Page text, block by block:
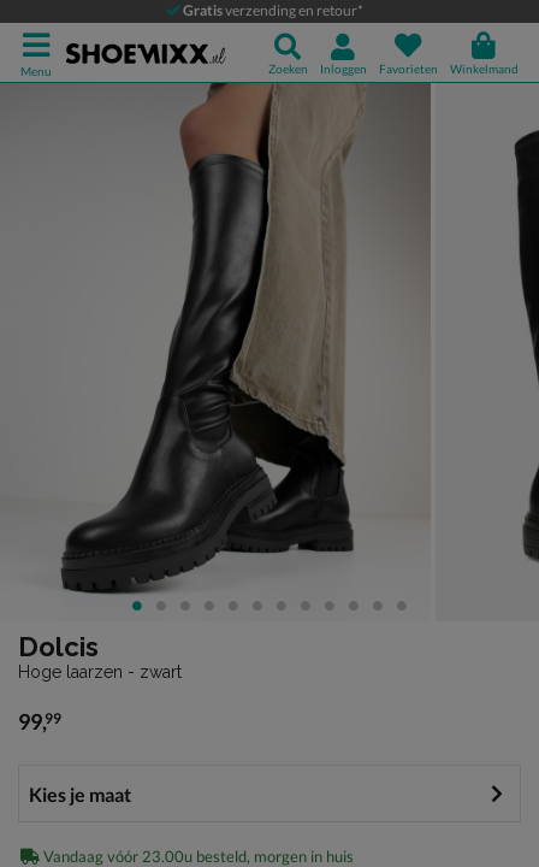
Gratisverzending en retour*
Menu Zoeken Inloggen Favorieten Winkelmand
Hoge laarzen
Dolcis
Hoge laarzen - zwart
€ 99,99
99,99
Vandaag vóór 23.00u besteld, morgen in huis